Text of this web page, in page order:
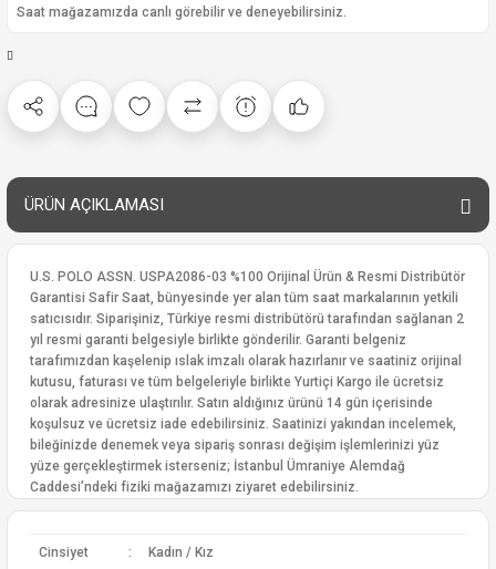
Saat mağazamızda canlı görebilir ve deneyebilirsiniz.
ÜRÜN AÇIKLAMASI
U.S. POLO ASSN. USPA2086-03 %100 Orijinal Ürün & Resmi Distribütör
Garantisi Safir Saat, bünyesinde yer alan tüm saat markalarının yetkili
satıcısıdır. Siparişiniz, Türkiye resmi distribütörü tarafından sağlanan 2
yıl resmi garanti belgesiyle birlikte gönderilir. Garanti belgeniz
tarafımızdan kaşelenip ıslak imzalı olarak hazırlanır ve saatiniz orijinal
kutusu, faturası ve tüm belgeleriyle birlikte Yurtiçi Kargo ile ücretsiz
olarak adresinize ulaştırılır. Satın aldığınız ürünü 14 gün içerisinde
koşulsuz ve ücretsiz iade edebilirsiniz. Saatinizi yakından incelemek,
bileğinizde denemek veya sipariş sonrası değişim işlemlerinizi yüz
yüze gerçekleştirmek isterseniz; İstanbul Ümraniye Alemdağ
Caddesi’ndeki fiziki mağazamızı ziyaret edebilirsiniz.
Cinsiyet : Kadın / Kız